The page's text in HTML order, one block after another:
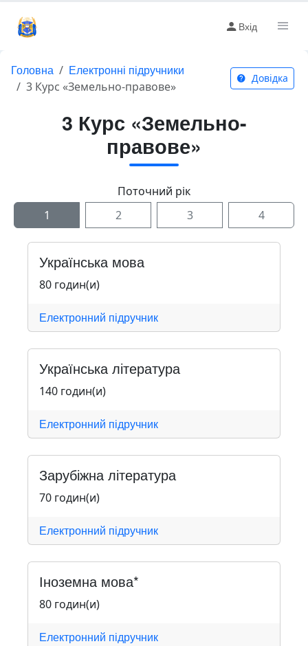
Вхід
Головна Електронні підручники
3 Курс «Земельно-правове»
Довідка
3 Курс «Земельно-
правове»
Поточний рік
1
2 3 4
Українська мова
80 годин(и)
Електронний підручник
Українська література
140 годин(и)
Електронний підручник
Зарубіжна література
70 годин(и)
Електронний підручник
Іноземна мова*
80 годин(и)
Електронний підручник